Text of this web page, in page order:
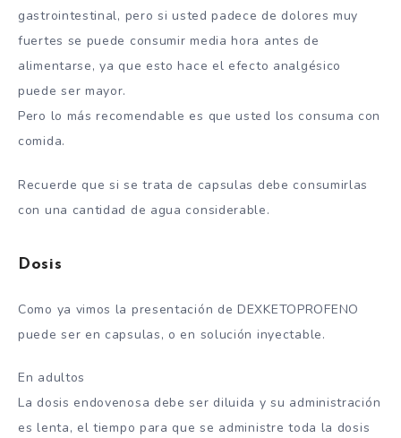
gastrointestinal, pero si usted padece de dolores muy
fuertes se puede consumir media hora antes de
alimentarse, ya que esto hace el efecto analgésico
puede ser mayor.
Pero lo más recomendable es que usted los consuma con
comida.
Recuerde que si se trata de capsulas debe consumirlas
con una cantidad de agua considerable.
Dosis
Como ya vimos la presentación de DEXKETOPROFENO
puede ser en capsulas, o en solución inyectable.
En adultos
La dosis endovenosa debe ser diluida y su administración
es lenta, el tiempo para que se administre toda la dosis